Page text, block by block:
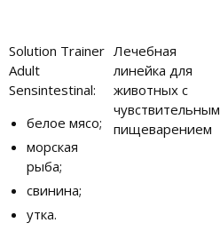
Solution Trainer
Adult
Sensintestinal:
белое мясо;
морская
рыба;
свинина;
утка.
Лечебная
линейка для
животных с
чувствительным
пищеварением